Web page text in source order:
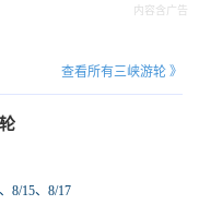
查看所有三峡游轮 》
8/15、8/17